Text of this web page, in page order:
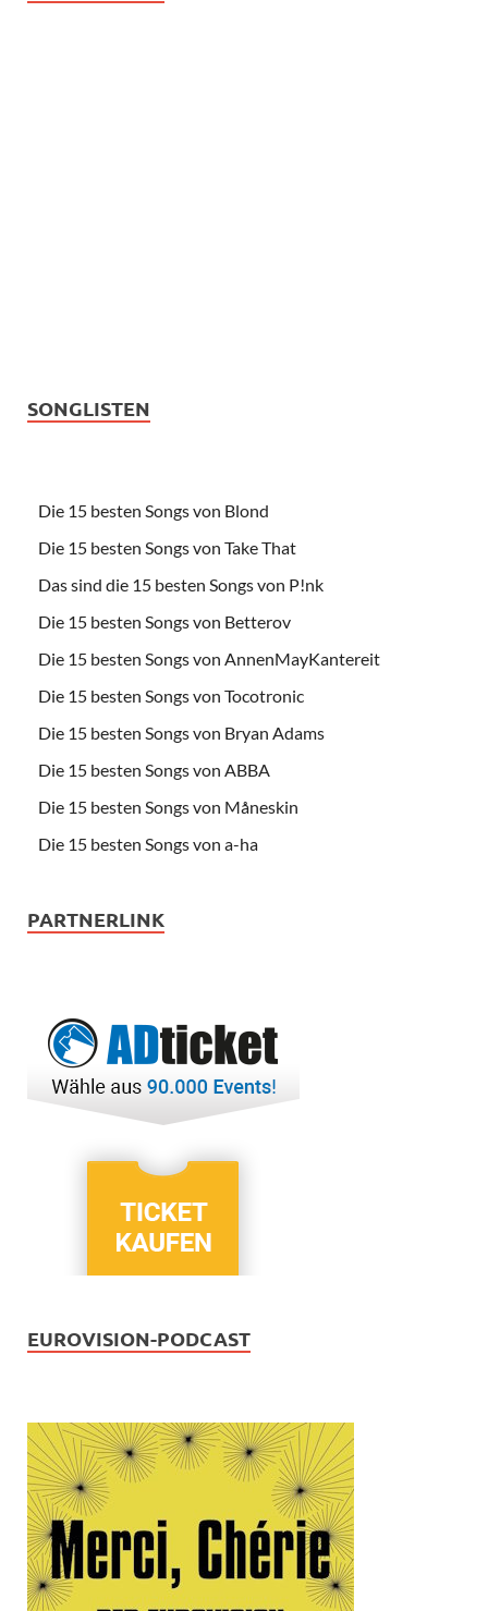
SONGLISTEN
Die 15 besten Songs von Blond
Die 15 besten Songs von Take That
Das sind die 15 besten Songs von P!nk
Die 15 besten Songs von Betterov
Die 15 besten Songs von AnnenMayKantereit
Die 15 besten Songs von Tocotronic
Die 15 besten Songs von Bryan Adams
Die 15 besten Songs von ABBA
Die 15 besten Songs von Måneskin
Die 15 besten Songs von a-ha
PARTNERLINK
EUROVISION-PODCAST